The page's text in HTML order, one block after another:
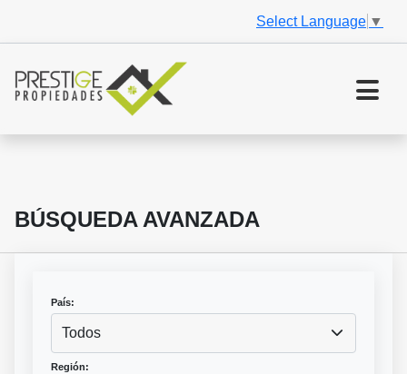
Select Language ▼
BÚSQUEDA AVANZADA
País:
Todos
Región: